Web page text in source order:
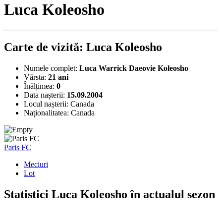
Luca Koleosho
Carte de vizită: Luca Koleosho
Numele complet: Luca Warrick Daeovie Koleosho
Vârsta: 21 ani
Înălțimea: 0
Data nașterii: 15.09.2004
Locul nașterii: Canada
Naționalitatea: Canada
Paris FC
Meciuri
Lot
Statistici Luca Koleosho în actualul sezon